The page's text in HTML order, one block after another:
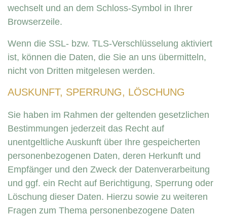
wechselt und an dem Schloss-Symbol in Ihrer
Browserzeile.
Wenn die SSL- bzw. TLS-Verschlüsselung aktiviert
ist, können die Daten, die Sie an uns übermitteln,
nicht von Dritten mitgelesen werden.
AUSKUNFT, SPERRUNG, LÖSCHUNG
Sie haben im Rahmen der geltenden gesetzlichen
Bestimmungen jederzeit das Recht auf
unentgeltliche Auskunft über Ihre gespeicherten
personenbezogenen Daten, deren Herkunft und
Empfänger und den Zweck der Datenverarbeitung
und ggf. ein Recht auf Berichtigung, Sperrung oder
Löschung dieser Daten. Hierzu sowie zu weiteren
Fragen zum Thema personenbezogene Daten